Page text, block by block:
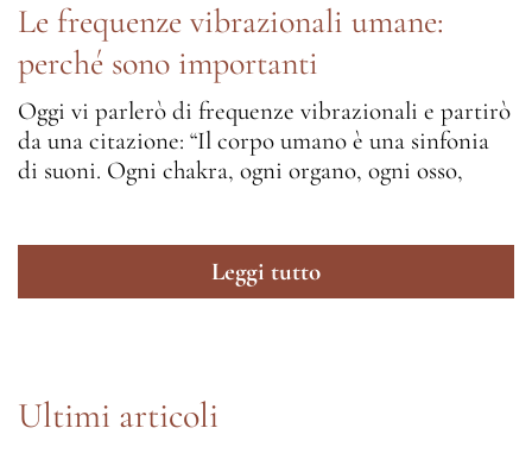
Le frequenze vibrazionali umane:
perché sono importanti
Oggi vi parlerò di frequenze vibrazionali e partirò
da una citazione: “Il corpo umano è una sinfonia
di suoni. Ogni chakra, ogni organo, ogni osso,
Leggi tutto